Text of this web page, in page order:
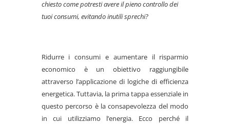
chiesto come potresti avere il pieno controllo dei
tuoi consumi, evitando inutili sprechi?
Ridurre i consumi e aumentare il risparmio
economico è un obiettivo raggiungibile
attraverso l’applicazione di logiche di efficienza
energetica. Tuttavia, la prima tappa essenziale in
questo percorso è la consapevolezza del modo
in cui utilizziamo l’energia. Ecco perché il